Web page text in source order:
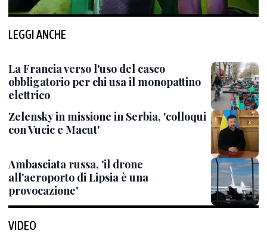
LEGGI ANCHE
La Francia verso l'uso del casco
obbligatorio per chi usa il monopattino
elettrico
Zelensky in missione in Serbia, 'colloqui
con Vucic e Macut'
Ambasciata russa, 'il drone
all'aeroporto di Lipsia è una
provocazione'
VIDEO